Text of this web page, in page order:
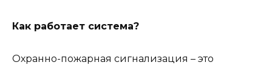
Как работает система?
Охранно-пожарная сигнализация – это